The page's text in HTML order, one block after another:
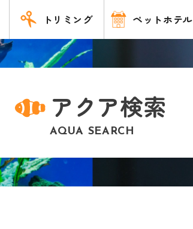
トリミング ペットホテル
アクア検索
AQUA SEARCH